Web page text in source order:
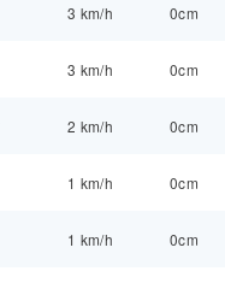
3 km/h 0cm
3 km/h 0cm
2 km/h 0cm
1 km/h 0cm
1 km/h 0cm